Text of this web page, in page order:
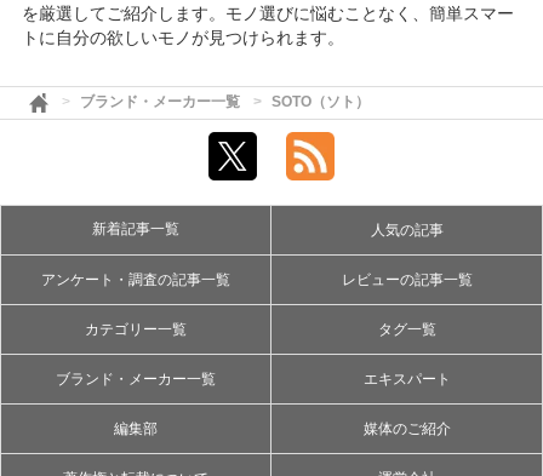
を厳選してご紹介します。モノ選びに悩むことなく、簡単スマー
トに自分の欲しいモノが見つけられます。
ブランド・メーカー一覧 SOTO（ソト）
新着記事一覧 人気の記事
アンケート・調査の記事一覧 レビューの記事一覧
カテゴリー一覧 タグ一覧
ブランド・メーカー一覧 エキスパート
編集部 媒体のご紹介